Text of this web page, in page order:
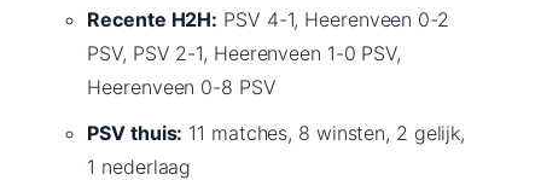
Recente H2H: PSV 4-1, Heerenveen 0-2
PSV, PSV 2-1, Heerenveen 1-0 PSV,
Heerenveen 0-8 PSV
PSV thuis: 11 matches, 8 winsten, 2 gelijk,
1 nederlaag